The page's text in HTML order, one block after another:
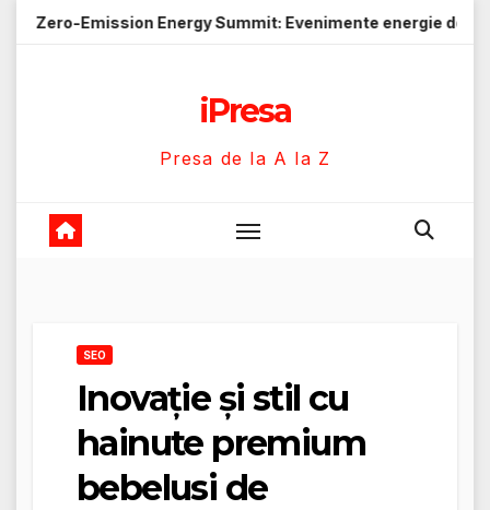
Energy Summit: Evenimente energie despre soluții cu
iPresa
Presa de la A la Z
SEO
Inovație și stil cu
hainute premium
bebelusi de